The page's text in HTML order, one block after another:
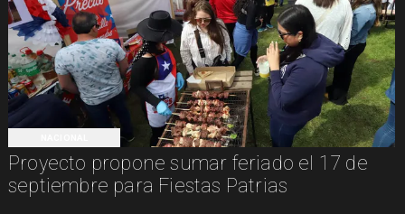
Proyecto propone sumar feriado el 17 de
septiembre para Fiestas Patrias